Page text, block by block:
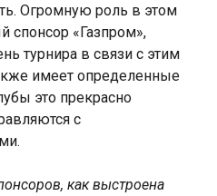
Огромную роль в этом
спонсор «Газпром»,
турнира в связи с этим
имеет определенные
это прекрасно
с
как выстроена